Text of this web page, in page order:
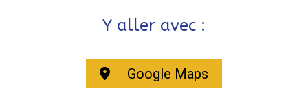
Y aller avec :
Google Maps